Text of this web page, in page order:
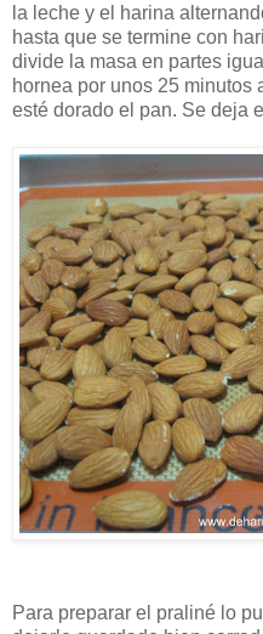
la leche y el harina
hasta que se termine con
divide la masa en partes
hornea por unos 25 minutos
esté dorado el pan. Se deja
Para preparar el praliné lo